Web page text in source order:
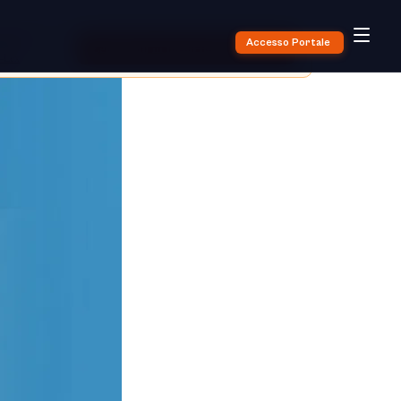
Accesso Portale
—
Certificato in meno di 60 minuti →